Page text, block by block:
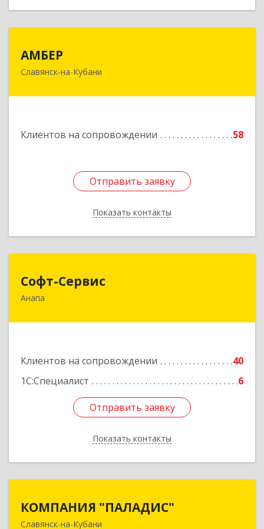
АМБЕР
Славянск-на-Кубани
Клиентов на сопровождении 58
Отправить заявку
Показать контакты
353562, Краснодарский край, Славянский р-н,
Отправить заявку
Назад
Софт-Сервис
Анапа
Клиентов на сопровождении
40
1С:Специалист
6
Отправить заявку
Показать контакты
353440, Краснодарский край, Анапский р-н,
Отправить заявку
Назад
КОМПАНИЯ "ПАЛАДИС"
Славянск-на-Кубани
353560, Краснодарский край, Славянский р-н,